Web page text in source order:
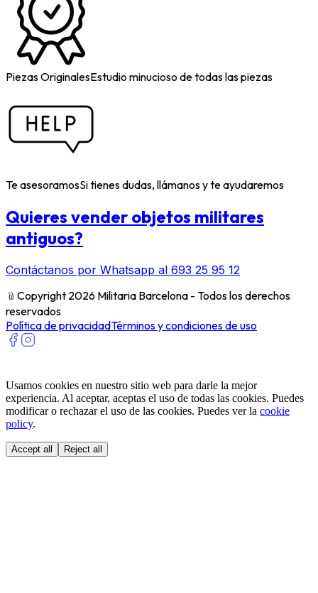
Piezas OriginalesEstudio minucioso de todas las piezas
Te asesoramosSi tienes dudas, llámanos y te ayudaremos
Quieres vender objetos militares
antiguos?
Contáctanos por Whatsapp al 693 25 95 12
﹫ Copyright 2026 Militaria Barcelona - Todos los derechos
reservados
Política de privacidadTérminos y condiciones de uso
Usamos cookies en nuestro sitio web para darle la mejor
experiencia. Al aceptar, aceptas el uso de todas las cookies. Puedes
modificar o rechazar el uso de las cookies. Puedes ver la cookie
policy.
Accept all Reject all